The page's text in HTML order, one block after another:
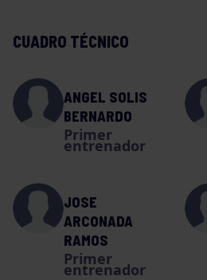
CUADRO TÉCNICO
ANGEL SOLIS
BERNARDO
Primer
entrenador
JOSE
ARCONADA
RAMOS
Primer
entrenador